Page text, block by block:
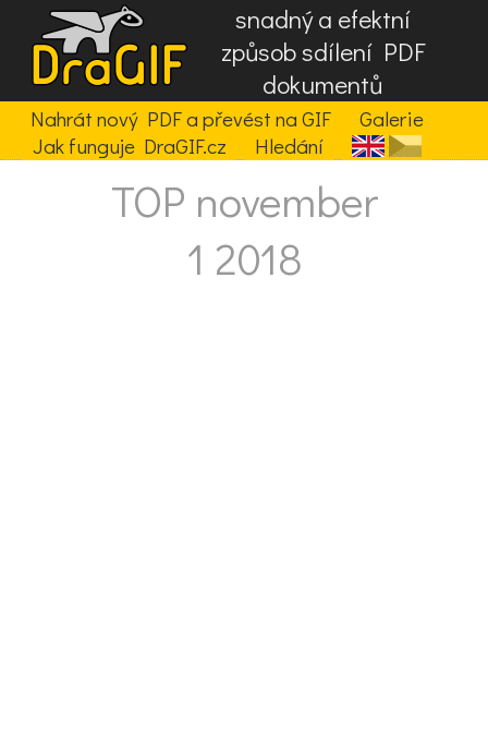
snadný a efektní
způsob sdílení PDF
dokumentů
Nahrát nový PDF a převést na GIF
Galerie
Jak funguje DraGIF.cz
Hledání
TOP november
1 2018